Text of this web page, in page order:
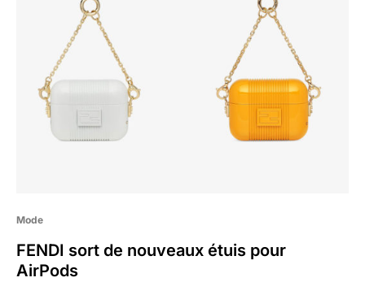
Mode
FENDI sort de nouveaux étuis pour
AirPods